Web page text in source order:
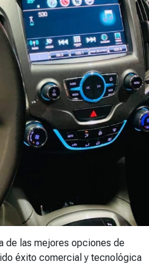
de las mejores opciones de
éxito comercial y tecnológica